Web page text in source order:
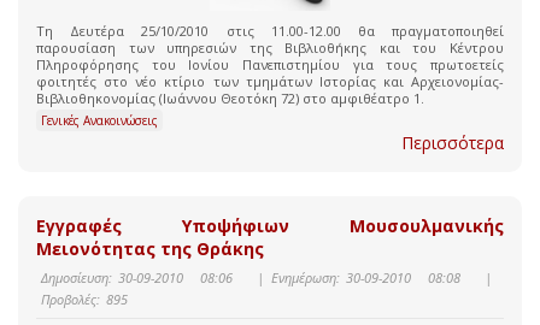
Τη Δευτέρα 25/10/2010 στις 11.00-12.00 θα πραγματοποιηθεί
παρουσίαση των υπηρεσιών της Βιβλιοθήκης και του Κέντρου
Πληροφόρησης του Ιονίου Πανεπιστημίου για τους πρωτοετείς
φοιτητές στο νέο κτίριο των τμημάτων Ιστορίας και Αρχειονομίας-
Βιβλιοθηκονομίας (Ιωάννου Θεοτόκη 72) στο αμφιθέατρο 1.
Γενικές Ανακοινώσεις
Περισσότερα
Εγγραφές Υποψήφιων Μουσουλμανικής
Μειονότητας της Θράκης
Δημοσίευση: 30-09-2010 08:06 | Ενημέρωση: 30-09-2010 08:08
|
Προβολές: 895